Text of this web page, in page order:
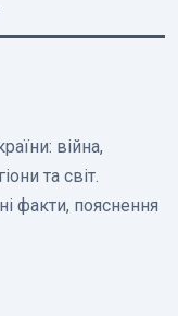
війна,
та світ.
факти, пояснення